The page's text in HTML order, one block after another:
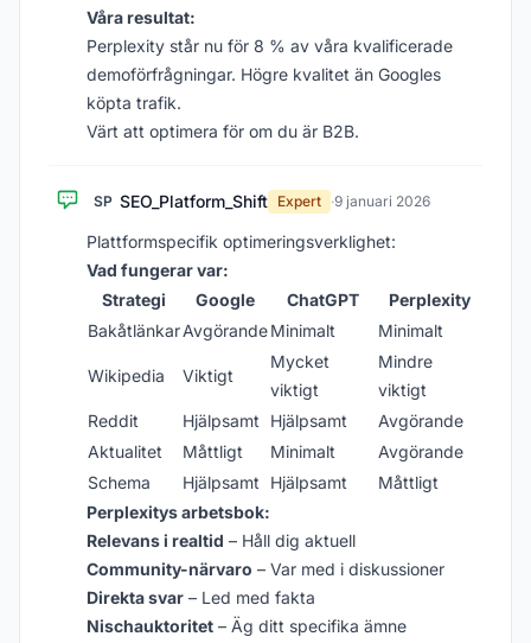
Våra resultat:
Perplexity står nu för 8 % av våra kvalificerade
demoförfrågningar. Högre kvalitet än Googles
köpta trafik.
Värt att optimera för om du är B2B.
SP SEO_Platform_Shift Expert ·9 januari 2026
Plattformspecifik optimeringsverklighet:
Vad fungerar var:
Strategi
Google ChatGPT
Perplexity
BakåtlänkarAvgörandeMinimalt Minimalt
Wikipedia Viktigt
Mycket
viktigt
Mindre
viktigt
Reddit
Hjälpsamt Hjälpsamt
Avgörande
Aktualitet
Måttligt Minimalt
Avgörande
Schema
Hjälpsamt Hjälpsamt
Måttligt
Perplexitys arbetsbok:
Relevans i realtid – Håll dig aktuell
Community-närvaro – Var med i diskussioner
Direkta svar – Led med fakta
Nischauktoritet – Äg ditt specifika ämne